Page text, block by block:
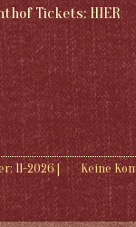
Tickets: HIER
11-2026| Keine